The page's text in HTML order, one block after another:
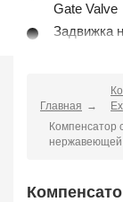
Gate Valve
Задвижка
Globe Valve
Клапан
Control
Клапан
Клапан
Главная
Компенсатор
нержавеющей